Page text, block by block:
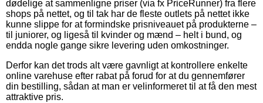
dødelige at sammenligne priser (via fx PriceRunner) fra flere
shops på nettet, og til tak har de fleste outlets på nettet ikke
kunne slippe for at formindske prisniveauet på produkterne –
til juniorer, og ligeså til kvinder og mænd – helt i bund, og
endda nogle gange sikre levering uden omkostninger.
Derfor kan det trods alt være gavnligt at kontrollere enkelte
online varehuse efter rabat på forud for at du gennemfører
din bestilling, sådan at man er velinformeret til at få den mest
attraktive pris.